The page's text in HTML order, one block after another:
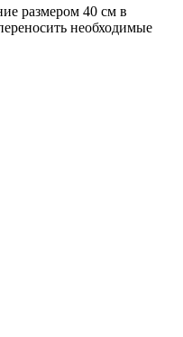
размером 40 см в
необходимые